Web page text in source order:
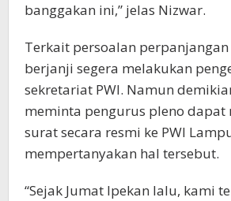
banggakan ini,” jelas Nizwar.
Terkait persoalan perpanjangan
berjanji segera melakukan
sekretariat PWI. Namun
meminta pengurus pleno dapat
surat secara resmi ke PWI
mempertanyakan hal tersebut.
“Sejak Jumat lpekan lalu, kami